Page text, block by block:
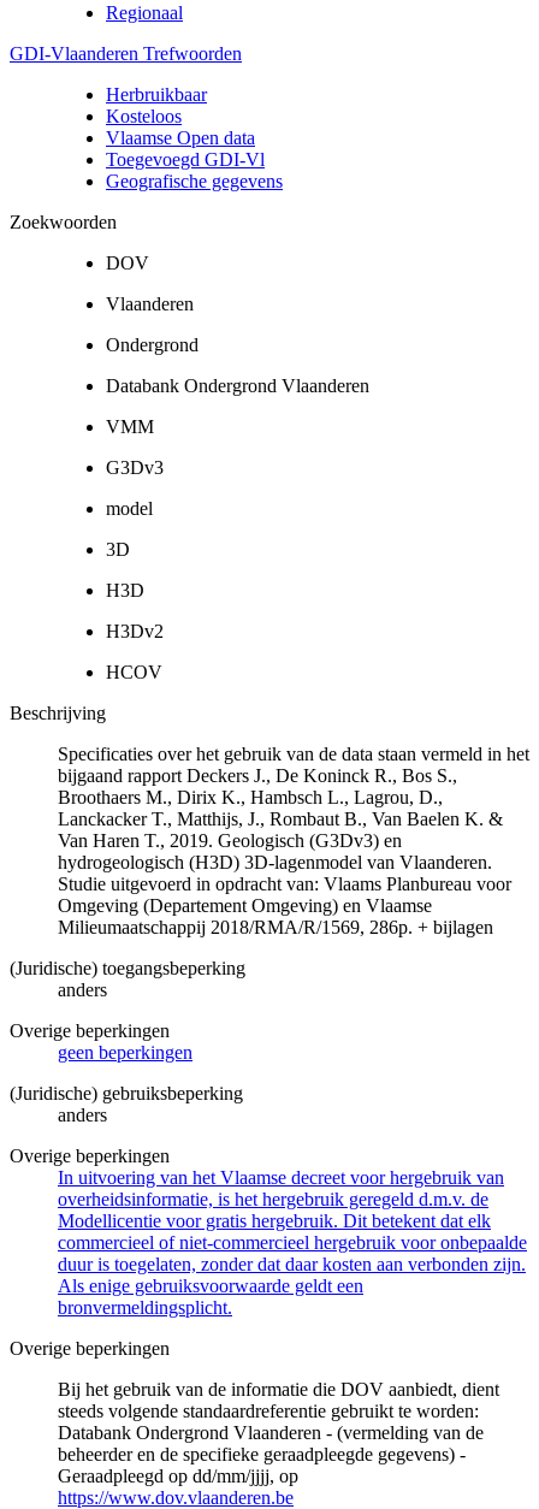
Regionaal
GDI-Vlaanderen Trefwoorden
Herbruikbaar
Kosteloos
Vlaamse Open data
Toegevoegd GDI-Vl
Geografische gegevens
Zoekwoorden
DOV
Vlaanderen
Ondergrond
Databank Ondergrond Vlaanderen
VMM
G3Dv3
model
3D
H3D
H3Dv2
HCOV
Beschrijving
Specificaties over het gebruik van de data staan vermeld in het
bijgaand rapport Deckers J., De Koninck R., Bos S.,
Broothaers M., Dirix K., Hambsch L., Lagrou, D.,
Lanckacker T., Matthijs, J., Rombaut B., Van Baelen K. &
Van Haren T., 2019. Geologisch (G3Dv3) en
hydrogeologisch (H3D) 3D-lagenmodel van Vlaanderen.
Studie uitgevoerd in opdracht van: Vlaams Planbureau voor
Omgeving (Departement Omgeving) en Vlaamse
Milieumaatschappij 2018/RMA/R/1569, 286p. + bijlagen
(Juridische) toegangsbeperking
anders
Overige beperkingen
geen beperkingen
(Juridische) gebruiksbeperking
anders
Overige beperkingen
In uitvoering van het Vlaamse decreet voor hergebruik van
overheidsinformatie, is het hergebruik geregeld d.m.v. de
Modellicentie voor gratis hergebruik. Dit betekent dat elk
commercieel of niet-commercieel hergebruik voor onbepaalde
duur is toegelaten, zonder dat daar kosten aan verbonden zijn.
Als enige gebruiksvoorwaarde geldt een
bronvermeldingsplicht.
Overige beperkingen
Bij het gebruik van de informatie die DOV aanbiedt, dient
steeds volgende standaardreferentie gebruikt te worden:
Databank Ondergrond Vlaanderen - (vermelding van de
beheerder en de specifieke geraadpleegde gegevens) -
Geraadpleegd op dd/mm/jjjj, op
https://www.dov.vlaanderen.be